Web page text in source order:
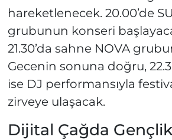
hareketlenecek. 20.00’de
grubunun konseri
21.30’da sahne NOVA
Gecenin sonuna doğru,
ise DJ performansıyla
zirveye ulaşacak.
Dijital Çağda